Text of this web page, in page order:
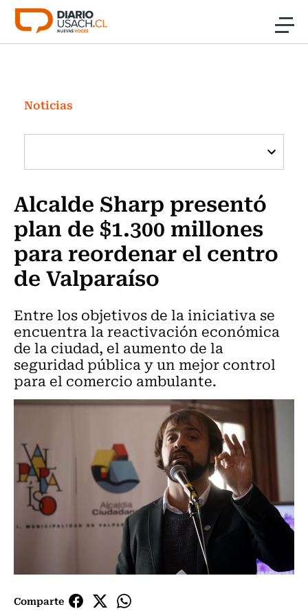
Click acá para ir directamente al contenido
Investigación
Cultura
Programas Radio y TV Usach
Noticias
Alcalde Sharp presentó
plan de $1.300 millones
para reordenar el centro
de Valparaíso
Entre los objetivos de la iniciativa se
encuentra la reactivación económica
de la ciudad, el aumento de la
seguridad pública y un mejor control
para el comercio ambulante.
Comparte